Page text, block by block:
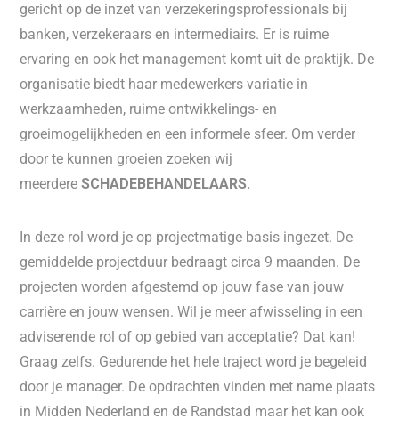
gericht op de inzet van verzekeringsprofessionals bij
banken, verzekeraars en intermediairs. Er is ruime
ervaring en ook het management komt uit de praktijk. De
organisatie biedt haar medewerkers variatie in
werkzaamheden, ruime ontwikkelings- en
groeimogelijkheden en een informele sfeer. Om verder
door te kunnen groeien zoeken wij
meerdereSCHADEBEHANDELAARS.
In deze rol word je op projectmatige basis ingezet. De
gemiddelde projectduur bedraagt circa 9 maanden. De
projecten worden afgestemd op jouw fase van jouw
carrière en jouw wensen. Wil je meer afwisseling in een
adviserende rol of op gebied van acceptatie? Dat kan!
Graag zelfs. Gedurende het hele traject word je begeleid
door je manager. De opdrachten vinden met name plaats
in Midden Nederland en de Randstad maar het kan ook